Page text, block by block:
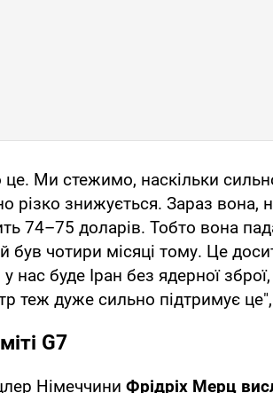
Ми стежимо, наскільки
різко знижується. Зараз вона,
74–75 доларів. Тобто вона
був чотири місяці тому. Це
нас буде Іран без ядерної
теж дуже сильно підтримує
G7
Німеччини Фрідріх Мерц